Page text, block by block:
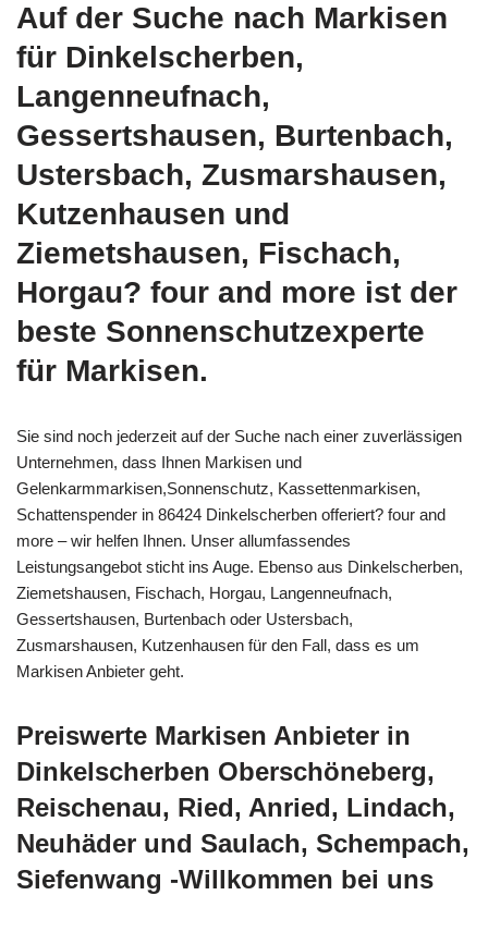
Auf der Suche nach Markisen
für Dinkelscherben,
Langenneufnach,
Gessertshausen, Burtenbach,
Ustersbach, Zusmarshausen,
Kutzenhausen und
Ziemetshausen, Fischach,
Horgau? four and more ist der
beste Sonnenschutzexperte
für Markisen.
Sie sind noch jederzeit auf der Suche nach einer zuverlässigen
Unternehmen, dass Ihnen Markisen und
Gelenkarmmarkisen,Sonnenschutz, Kassettenmarkisen,
Schattenspender in 86424 Dinkelscherben offeriert? four and
more – wir helfen Ihnen. Unser allumfassendes
Leistungsangebot sticht ins Auge. Ebenso aus Dinkelscherben,
Ziemetshausen, Fischach, Horgau, Langenneufnach,
Gessertshausen, Burtenbach oder Ustersbach,
Zusmarshausen, Kutzenhausen für den Fall, dass es um
Markisen Anbieter geht.
Preiswerte Markisen Anbieter in
Dinkelscherben Oberschöneberg,
Reischenau, Ried, Anried, Lindach,
Neuhäder und Saulach, Schempach,
Siefenwang -Willkommen bei uns